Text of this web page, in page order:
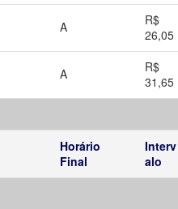
A
R$
26,05
A
R$
31,65
Horário
Final
Interv
alo